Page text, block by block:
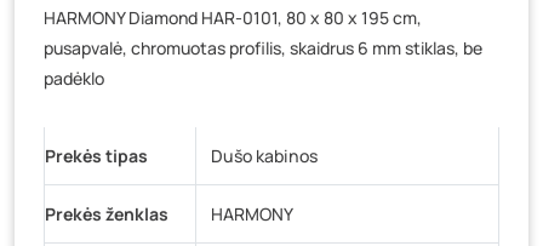
HARMONY Diamond HAR-0101, 80 x 80 x 195 cm,
pusapvalė, chromuotas profilis, skaidrus 6 mm stiklas, be
padėklo
Prekės tipas Dušo kabinos
Prekės ženklas HARMONY